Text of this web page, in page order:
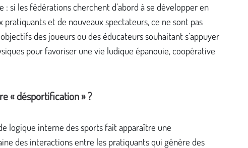
si les fédérations cherchent d’abord à se développer en
pratiquants et de nouveaux spectateurs, ce ne sont pas
des joueurs ou des éducateurs souhaitant s’appuyer
pour favoriser une vie ludique épanouie, coopérative
« désportification » ?
logique interne des sports fait apparaître une
des interactions entre les pratiquants qui génère des